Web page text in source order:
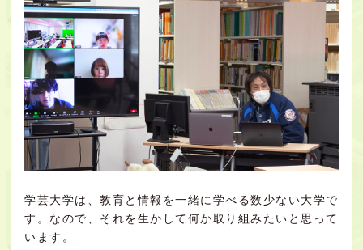
学芸大学は、教育と情報を一緒に学べる数少ない大学で
す。なので、それを生かして何か取り組みたいと思って
います。